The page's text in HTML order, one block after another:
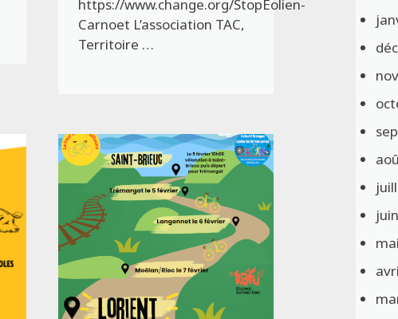
https://www.change.org/StopEolien-
Carnoet L’association TAC,
Territoire …